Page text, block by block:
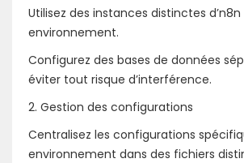
Utilisez des instances distinctes
environnement.
Configurez des bases de données
éviter tout risque d’interférence.
2. Gestion des configurations
Centralisez les configurations
environnement dans des fichiers